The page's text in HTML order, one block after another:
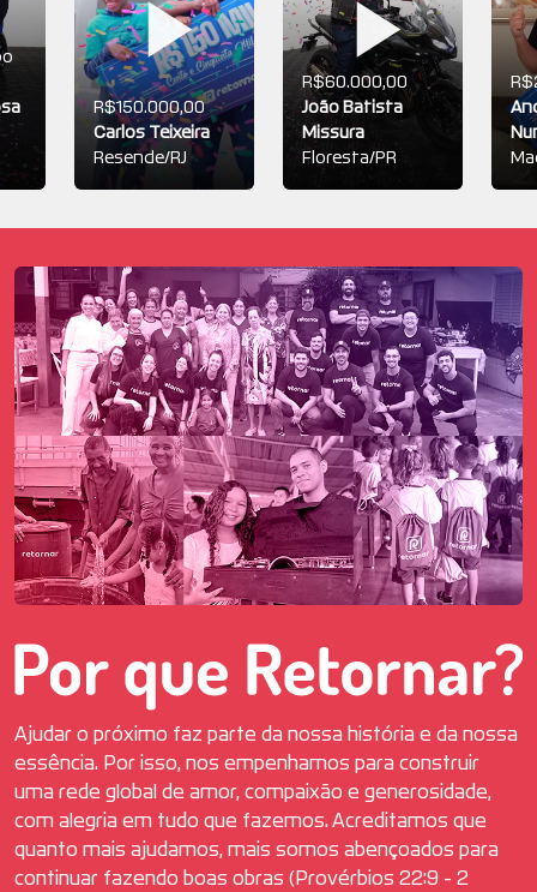
R$150.000,00
Carlos Teixeira
Resende/RJ
R$60.000,00
João Batista
Missura
Floresta/PR
Ajudar o próximo faz parte da nossa história e da nossa
essência. Por isso, nos empenhamos para construir
uma rede global de amor, compaixão e generosidade,
com alegria em tudo que fazemos. Acreditamos que
quanto mais ajudamos, mais somos abençoados para
continuar fazendo boas obras (Provérbios 22:9 - 2